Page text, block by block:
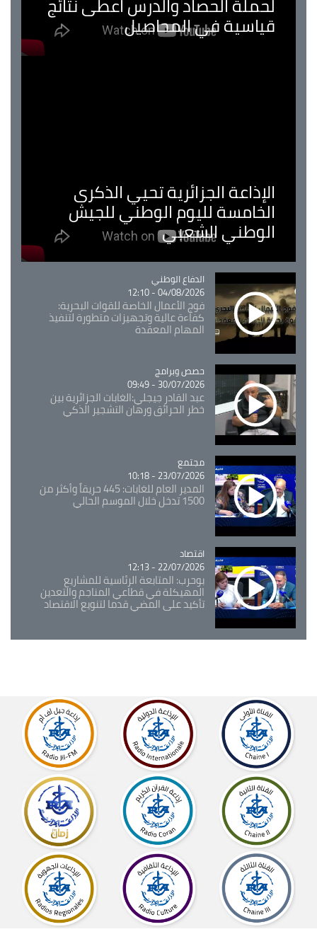
قياسية في المحاصيل
الإذاعة الجزائرية تحيي الذكرى
الخامسة لليوم الوطني للجيش
الوطني الشعبي
Catégorie
الدفاع الوطني
04/08/2026 - 12:10
فوج الأعمال الخاصة للقوات البحرية:
كفاءة عالية وتجهيزات متطورة لتنفيذ
المهام المعقدة
Catégorie
حصص وبرامج
30/07/2026 - 09:49
عبد القادر جيجلي:الغابات الجزائرية بين
خطر الحرائق ورهان التشجير الذكي
Catégorie
مجتمع
23/07/2026 - 10:18
المدير العام للغابات: 445 حريقاً وأكثر من
1500 تدخل خلال الموسم الحالي
Catégorie
اقتصاد
22/07/2026 - 12:13
بوحرب: المتابعة الرئاسية للمشاريع
المهيكلة في قطاعي المناجم والتعدين
تأكيد على المضي قدما لتنويع الاقتصاد